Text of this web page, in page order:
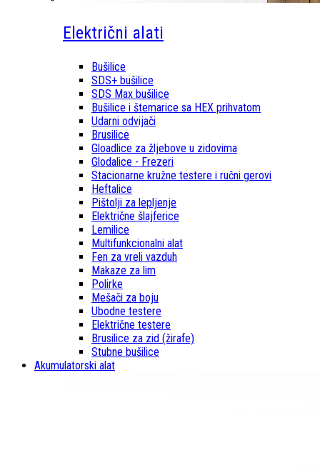
Električni alati
Bušilice
SDS+ bušilice
SDS Max bušilice
Bušilice i štemarice sa HEX prihvatom
Udarni odvijači
Brusilice
Gloadlice za žljebove u zidovima
Glodalice - Frezeri
Stacionarne kružne testere i ručni gerovi
Heftalice
Pištolji za lepljenje
Električne šlajferice
Lemilice
Multifunkcionalni alat
Fen za vreli vazduh
Makaze za lim
Polirke
Mešači za boju
Ubodne testere
Električne testere
Brusilice za zid (žirafe)
Stubne bušilice
Akumulatorski alat